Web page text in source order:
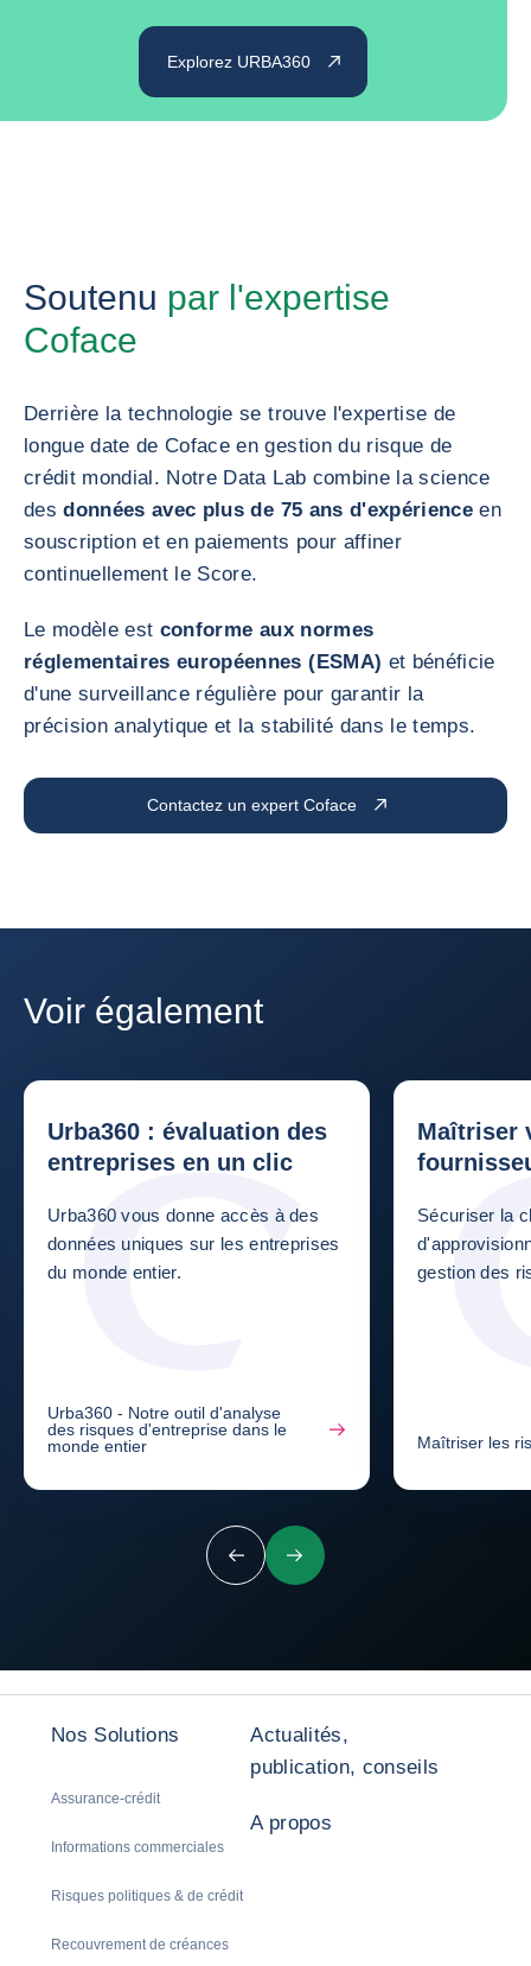
Explorez URBA360
Soutenu par l'expertise
Coface
Derrière la technologie se trouve l'expertise de
longue date de Coface en gestion du risque de
crédit mondial. Notre Data Lab combine la science
des données avec plus de 75 ans d'expérienceen
souscription et en paiements pour affiner
continuellement le Score.
Le modèle est conforme aux normes
réglementaires européennes (ESMA) et bénéficie
d'une surveillance régulière pour garantir la
précision analytique et la stabilité dans le temps.
Contactez un expert Coface
Voir également
Urba360 : évaluation des
entreprises en un clic
Urba360 vous donne accès à des
données uniques sur les entreprises
du monde entier.
Urba360 - Notre outil d'analyse
des risques d'entreprise dans le
monde entier
Maîtriser
Sécuriser la
gestion des
Maîtriser les
PrécédentSuivant
Nos Solutions
Assurance-crédit
Informations commerciales
Risques politiques & de crédit
Recouvrement de créances
Actualités,
publication, conseils
A propos